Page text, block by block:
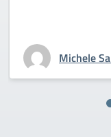
Michele